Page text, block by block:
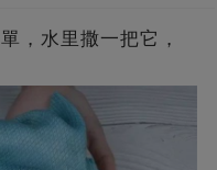
，水里撒一把它，